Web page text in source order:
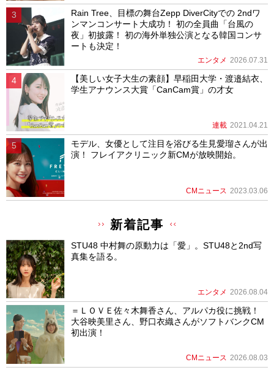
Rain Tree、目標の舞台Zepp DiverCityでの 2ndワ
ンマンコンサート大成功！ 初の全員曲「台風の
夜」初披露！ 初の海外単独公演となる韓国コンサ
ートも決定！
エンタメ 2026.07.31
【美しい女子大生の素顔】早稲田大学・渡邉結衣、
学生アナウンス大賞「CanCam賞」の才女
連載 2021.04.21
モデル、女優として注目を浴びる生見愛瑠さんが出
演！ フレイアクリニック新CMが放映開始。
CMニュース 2023.03.06
新着記事
STU48 中村舞の原動力は「愛」。STU48と2nd写
真集を語る。
エンタメ 2026.08.04
＝ＬＯＶＥ佐々木舞香さん、アルパカ役に挑戦！
大谷映美里さん、野口衣織さんがソフトバンクCM
初出演！
CMニュース 2026.08.03